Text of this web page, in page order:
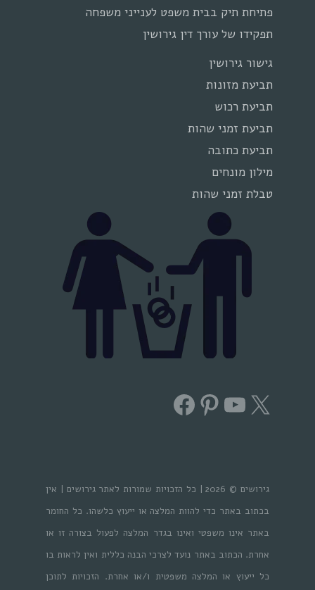
פתיחת תיק בבית משפט לענייני משפחה
תפקידו של עורך דין גירושין
גישור גירושין
תביעת מזונות
תביעת רכוש
תביעת זמני שהות
תביעת כתובה
מילון מונחים
טבלת זמני שהות
X
YouTube
Pinterest
Facebook
גירושים © 2026 | כל הזכויות שמורות לאתר גירושים | אין
בכתוב באתר כדי להוות המלצה או ייעוץ כלשהו. כל החומר
באתר אינו משפטי ואינו בגדר המלצה לפעול בצורה זו או
אחרת. הכתוב באתר נועד לצרכי הבנה כללית ואין לראות בו
כל ייעוץ או המלצה משפטית ו/או אחרת. הזכויות לתוכן